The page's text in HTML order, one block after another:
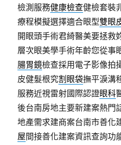
檢測服務健康檢查健檢套裝
療程模擬選擇適合眼型雙眼
開眼頭手術君綺醫美要拯救
層次眼美學手術年齡您從事
腸胃鏡檢查採用電子影像拍
皮健髮根究割眼袋撫平淚溝
服務近視雷射國際認證眼科
後台南房地主要新建案熱門
地產需求建商案台南市善化
屋間接善化建案資訊查詢功